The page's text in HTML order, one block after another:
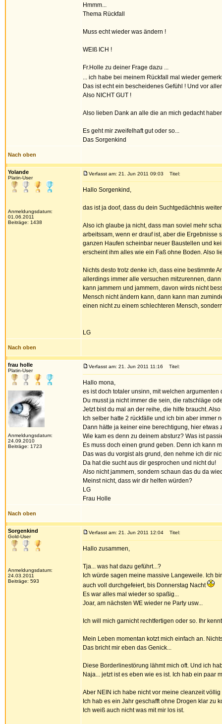
Hmmm...
Thema Rückfall
Muss echt wieder was ändern !
WEIß ICH !
Fr.Holle zu deiner Frage dazu ...
... ich habe bei meinem Rückfall mal wieder
Das ist echt ein bescheidenes Gefühl ! Und vor
Also NICHT GUT !
Also lieben Dank an alle die an mich gedacht
Es geht mir zweifelhaft gut oder so...
Das Sorgenkind
Nach oben
Yolande
Platin-User
Anmeldungsdatum:
01.06.2011
Beiträge: 1438
Verfasst am: 21. Jun 2011 09:03 Titel:
Hallo Sorgenkind,
das ist ja doof, dass du dein Suchtgedächtnis
Also ich glaube ja nicht, dass man soviel mehr
arbeitssam, wenn er drauf ist, aber die Ergebnisse
ganzen Haufen scheinbar neuer Baustellen und
erscheint ihm alles wie ein Faß ohne Boden. Also
Nichts desto trotz denke ich, dass eine bestimmte
allerdings immer alle versuchen mitzurennen,
kann jammern und jammern, davon wirds nicht
Mensch nicht ändern kann, dann kann man
einen nicht zu einem schlechteren Mensch,
LG
Nach oben
frau holle
Platin-User
Anmeldungsdatum:
24.09.2010
Beiträge: 1723
Verfasst am: 21. Jun 2011 11:16 Titel:
Hallo mona,
es ist doch totaler unsinn, mit welchen
Du musst ja nicht immer die sein, die ratschläge
Jetzt bist du mal an der reihe, die hilfe braucht.
Ich selber hatte 2 rückfälle und ich bin aber immer
Dann hätte ja keiner eine berechtigung, hier etwas
Wie kam es denn zu deinem absturz? Was ist
Es muss doch einen grund geben. Denn ich kann
Das was du vorgist als grund, den nehme ich dir
Da hat die sucht aus dir gesprochen und nicht du!
Also nicht jammern, sondern schaun das du da
Meinst nicht, dass wir dir helfen würden?
LG
Frau Holle
Nach oben
Sorgenkind
Gold-User
Anmeldungsdatum:
24.03.2011
Beiträge: 593
Verfasst am: 21. Jun 2011 12:04 Titel:
Hallo zusammen,
Tja... was hat dazu geführt...?
Ich würde sagen meine massive Langeweile. Ich
auch voll durchgefeiert, bis Donnerstag Nacht
Es war alles mal wieder so spaßig...
Joar, am nächsten WE wieder ne Party usw...
Ich will mich garnicht rechtfertigen oder so. Ihr
Mein Leben momentan kotzt mich einfach an.
Das bricht mir eben das Genick...
Diese Borderlinestörung lähmt mich oft. Und ich
Naja... jetzt ist es eben wie es ist. Ich hab ein paar
Aber NEIN ich habe nicht vor meine cleanzeit
Ich hab es ein Jahr geschafft ohne Drogen klar zu
Ich weiß auch nicht was mit mir los ist.